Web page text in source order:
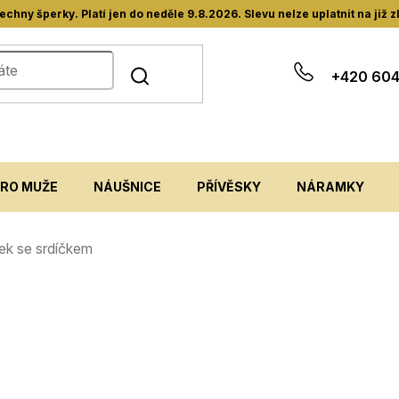
šperky. Platí jen do neděle 9.8.2026. Slevu nelze uplatnit na již
+420
MUŽE NÁUŠNICE PŘÍVĚSKY NÁRAMKY
se srdíčkem